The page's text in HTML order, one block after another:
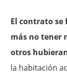
El contrato
más no tener
otros
la habitación